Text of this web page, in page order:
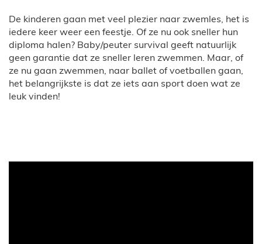
De kinderen gaan met veel plezier naar zwemles, het is
iedere keer weer een feestje. Of ze nu ook sneller hun
diploma halen? Baby/peuter survival geeft natuurlijk
geen garantie dat ze sneller leren zwemmen. Maar, of
ze nu gaan zwemmen, naar ballet of voetballen gaan,
het belangrijkste is dat ze iets aan sport doen wat ze
leuk vinden!